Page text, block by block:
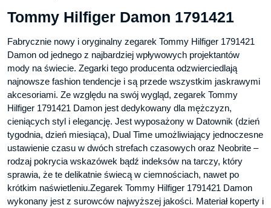
Tommy Hilfiger Damon 1791421
Fabrycznie nowy i oryginalny zegarek Tommy Hilfiger 1791421
Damon od jednego z najbardziej wpływowych projektantów
mody na świecie. Zegarki tego producenta odzwierciedlają
najnowsze fashion tendencje i są przede wszystkim jaskrawymi
akcesoriami. Ze względu na swój wygląd, zegarek Tommy
Hilfiger 1791421 Damon jest dedykowany dla mężczyzn,
cieniących styl i elegancję. Jest wyposażony w Datownik (dzień
tygodnia, dzień miesiąca), Dual Time umożliwiający jednoczesne
ustawienie czasu w dwóch strefach czasowych oraz Neobrite –
rodzaj pokrycia wskazówek bądź indeksów na tarczy, który
sprawia, że te delikatnie świecą w ciemnościach, nawet po
krótkim naświetleniu.Zegarek Tommy Hilfiger 1791421 Damon
wykonany jest z surowców najwyższej jakości. Materiał koperty i